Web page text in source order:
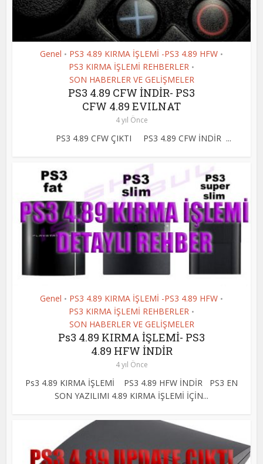
Genel • PS3 4.89 KIRMA İŞLEMİ -PS3 4.89 HFW •
PS3 KIRMA İŞLEMİ REHBERLER •
SON HABERLER VE GELİŞMELER
PS3 4.89 CFW İNDİR- PS3
CFW 4.89 EVILNAT
4 yıl Önce
PS3 4.89 CFW ÇIKTI PS3 4.89 CFW İNDİR ...
Genel • PS3 4.89 KIRMA İŞLEMİ -PS3 4.89 HFW •
PS3 KIRMA İŞLEMİ REHBERLER •
SON HABERLER VE GELİŞMELER
Ps3 4.89 KIRMA İŞLEMİ- PS3
4.89 HFW İNDİR
4 yıl Önce
Ps3 4.89 KIRMA İŞLEMİ PS3 4.89 HFW İNDİR PS3 EN
SON YAZILIMI 4.89 KIRMA İŞLEMİ İÇİN...